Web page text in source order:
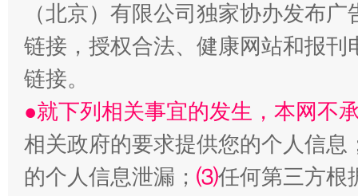
酒驾未被当场查获能处罚吗 受贿
（北京）有限公司独家协办发布
链接，授权合法、健康网站和报
链接。
●就下列相关事宜的发生，本网不
相关政府的要求提供您的个人信息
的个人信息泄漏； ⑶任何第三方根